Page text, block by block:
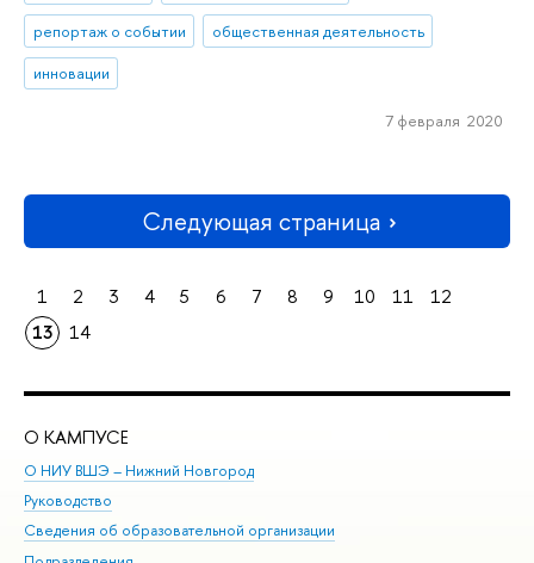
репортаж о событии
общественная деятельность
инновации
7 февраля 2020
Следующая страница
1 2 3 4 5 6 7 8 9 10 11
12
13
14
О КАМПУСЕ
О НИУ ВШЭ – Нижний Новгород
Руководство
Сведения об образовательной организации